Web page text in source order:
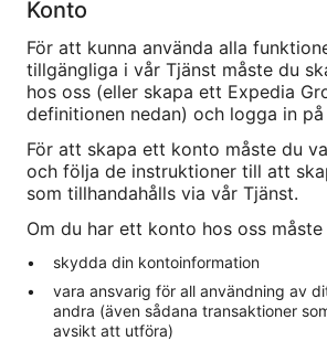
Konto
För att kunna använda alla
tillgängliga i vår Tjänst måste du
hos oss (eller skapa ett Expedia
definitionen nedan) och logga in
För att skapa ett konto måste du
och följa de instruktioner till att
som tillhandahålls via vår Tjänst.
Om du har ett konto hos oss måste
skydda din kontoinformation
vara ansvarig för all användning av
andra (även sådana transaktioner
avsikt att utföra)